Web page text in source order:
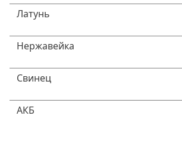
Латунь
Нержавейка
Свинец
АКБ